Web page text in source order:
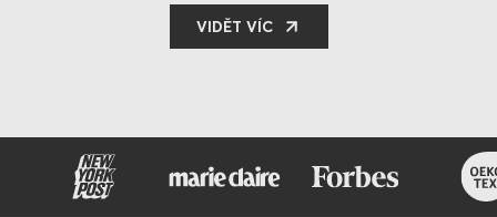
VIDĚT VÍC